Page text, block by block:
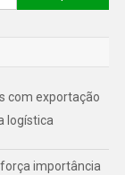
com exportação
logística
importância